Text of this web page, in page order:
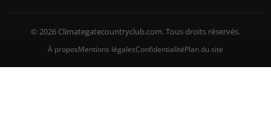
© 2026 Climategatecountryclub.com. Tous droits réservés.
À proposMentions légalesConfidentialitéPlan du site